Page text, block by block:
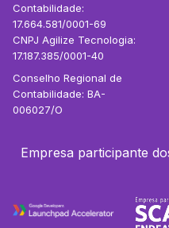
Contabilidade:
17.664.581/0001-69
CNPJ Agilize Tecnologia:
17.187.385/0001-40
Conselho Regional de
Contabilidade: BA-
006027/O
Empresa participante